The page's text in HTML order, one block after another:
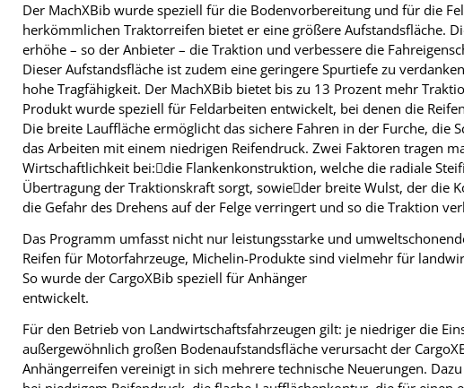
Der MachXBib wurde speziell für die Bodenvorbereitung und für die
herkömmlichen Traktorreifen bietet er eine größere Aufstandsfläche.
erhöhe – so der Anbieter – die Traktion und verbessere die
Dieser Aufstandsfläche ist zudem eine geringere Spurtiefe zu
hohe Tragfähigkeit. Der MachXBib bietet bis zu 13 Prozent mehr
Produkt wurde speziell für Feldarbeiten entwickelt, bei denen die
Die breite Lauffläche ermöglicht das sichere Fahren in der Furche, die
das Arbeiten mit einem niedrigen Reifendruck. Zwei Faktoren tragen
Wirtschaftlichkeit bei:die Flankenkonstruktion, welche die radiale
Übertragung der Traktionskraft sorgt, sowieder breite Wulst, der die
die Gefahr des Drehens auf der Felge verringert und so die Traktion
Das Programm umfasst nicht nur leistungsstarke und
Reifen für Motorfahrzeuge, Michelin-Produkte sind vielmehr für
So wurde der CargoXBib speziell für Anhänger
entwickelt.
Für den Betrieb von Landwirtschaftsfahrzeugen gilt: je niedriger die
außergewöhnlich großen Bodenaufstandsfläche verursacht der
Anhängerreifen vereinigt in sich mehrere technische Neuerungen.